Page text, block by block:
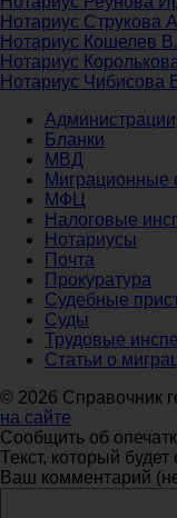
Нотариус Струкова
Нотариус Кошелев
Нотариус
Нотариус Чибисова
Администрации
Бланки
МВД
Миграционные
МФЦ
Налоговые
Нотариусы
Почта
Прокуратура
Судебные
Суды
Трудовые
Статьи о
© 2026 Справочник
на сайте
Сообщить об
Текст, который
Ваш комментарий